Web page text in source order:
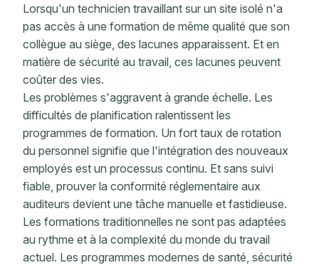
Lorsqu'un technicien travaillant sur un site isolé n'a
pas accès à une formation de même qualité que son
collègue au siège, des lacunes apparaissent. Et en
matière de sécurité au travail, ces lacunes peuvent
coûter des vies.
Les problèmes s'aggravent à grande échelle. Les
difficultés de planification ralentissent les
programmes de formation. Un fort taux de rotation
du personnel signifie que l'intégration des nouveaux
employés est un processus continu. Et sans suivi
fiable, prouver la conformité réglementaire aux
auditeurs devient une tâche manuelle et fastidieuse.
Les formations traditionnelles ne sont pas adaptées
au rythme et à la complexité du monde du travail
actuel. Les programmes modernes de santé, sécurité